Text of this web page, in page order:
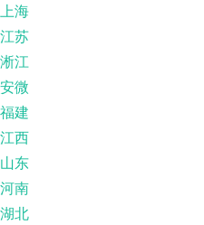
上海
江苏
淅江
安微
福建
江西
山东
河南
湖北